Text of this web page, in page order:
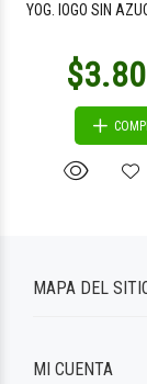
YOG. IOGO SIN
MAPA DEL
MI CUENTA